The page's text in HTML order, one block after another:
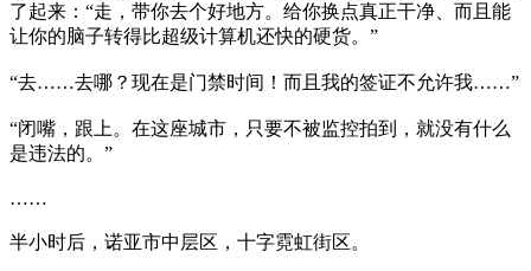
了起来：“走，带你去个好地方。给你换点真正干净、而且能
让你的脑子转得比超级计算机还快的硬货。”
“去……去哪？现在是门禁时间！而且我的签证不允许我……”
“闭嘴，跟上。在这座城市，只要不被监控拍到，就没有什么
是违法的。”
……
半小时后，诺亚市中层区，十字霓虹街区。